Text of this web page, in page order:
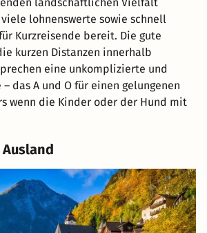
landschaftlichen Vielfalt
lohnenswerte sowie schnell
Kurzreisende bereit. Die gute
kurzen Distanzen innerhalb
eine unkomplizierte und
das A und O für einen gelungenen
wenn die Kinder oder der Hund mit